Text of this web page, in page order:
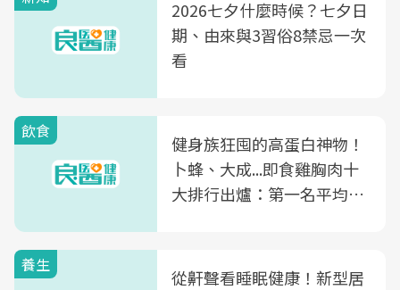
2026七夕什麼時候？七夕日
期、由來與3習俗8禁忌一次
看
飲食
健身族狂囤的高蛋白神物！
卜蜂、大成...即食雞胸肉十
大排行出爐：第一名平均一
養生
從鼾聲看睡眠健康！新型居